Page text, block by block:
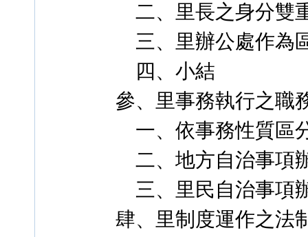
二、里長之身分雙
三、里辦公處作為
四、小結
參、里事務執行之職
一、依事務性質區
二、地方自治事項
三、里民自治事項
肆、里制度運作之法